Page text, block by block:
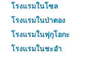
โรงแรมในโซล
โรงแรมในป่าตอง
โรงแรมในฟุกุโอกะ
โรงแรมในชะอำ